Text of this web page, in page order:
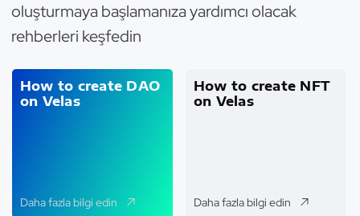
oluşturmaya başlamanıza yardımcı olacak
rehberleri keşfedin
How to create DAO
on Velas
Daha fazla bilgi edin
How to create NFT
on Velas
Daha fazla bilgi edin